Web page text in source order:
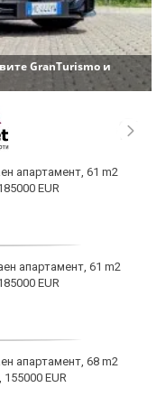
GranTurismo и
апартамент, 61 m2
EUR
апартамент, 61 m2
EUR
апартамент, 68 m2
EUR